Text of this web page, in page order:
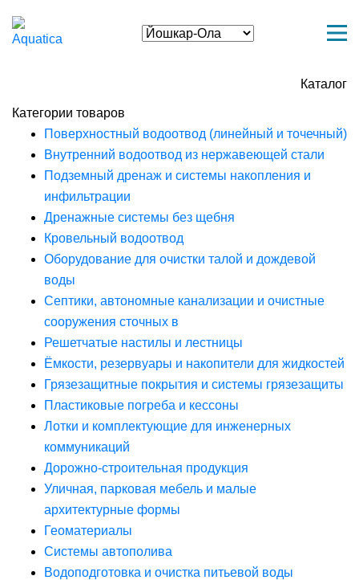
Каталог
Категории товаров
Поверхностный водоотвод (линейный и точечный)
Внутренний водоотвод из нержавеющей стали
Подземный дренаж и системы накопления и
инфильтрации
Дренажные системы без щебня
Кровельный водоотвод
Оборудование для очистки талой и дождевой
воды
Септики, автономные канализации и очистные
сооружения сточных в
Решетчатые настилы и лестницы
Ёмкости, резервуары и накопители для жидкостей
Грязезащитные покрытия и системы грязезащиты
Пластиковые погреба и кессоны
Лотки и комплектующие для инженерных
коммуникаций
Дорожно-строительная продукция
Уличная, парковая мебель и малые
архитектурные формы
Геоматериалы
Системы автополива
Водоподготовка и очистка питьевой воды